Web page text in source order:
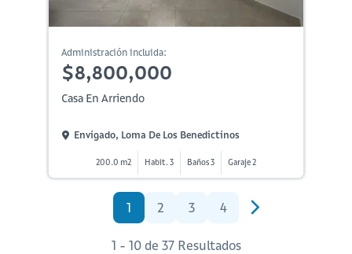
Administración incluida:
$8,800,000
Casa En Arriendo
Envigado, Loma De Los Benedictinos
200.0 m2 Habit. 3 Baños 3 Garaje 2
1 2 3 4
1 - 10 de 37 Resultados